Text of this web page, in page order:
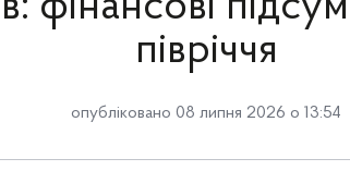
півріччя
опубліковано 08 липня 2026 о 13:54